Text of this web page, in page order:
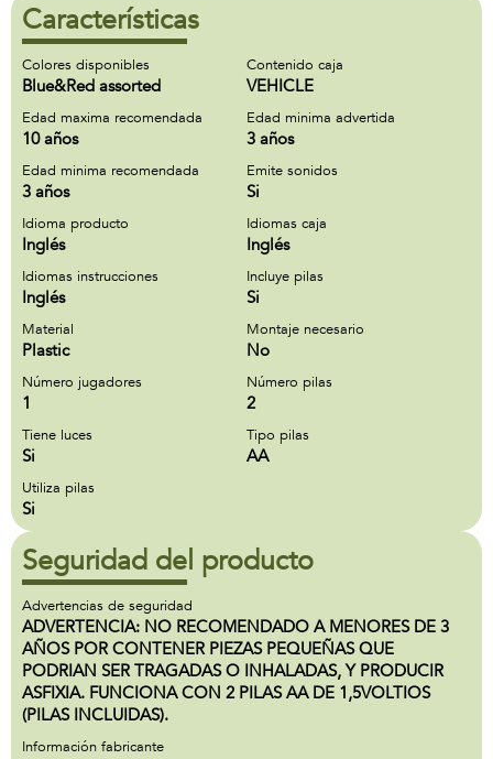
Características
Colores disponibles
Blue&Red assorted
Contenido caja
VEHICLE
Edad maxima recomendada
10 años
Edad minima advertida
3 años
Edad minima recomendada
3 años
Emite sonidos
Si
Idioma producto
Inglés
Idiomas caja
Inglés
Idiomas instrucciones
Inglés
Incluye pilas
Si
Material
Plastic
Montaje necesario
No
Número jugadores
1
Número pilas
2
Tiene luces
Si
Tipo pilas
AA
Utiliza pilas
Si
Seguridad del producto
Advertencias de seguridad
ADVERTENCIA: NO RECOMENDADO A MENORES DE 3
AÑOS POR CONTENER PIEZAS PEQUEÑAS QUE
PODRIAN SER TRAGADAS O INHALADAS, Y PRODUCIR
ASFIXIA. FUNCIONA CON 2 PILAS AA DE 1,5VOLTIOS
(PILAS INCLUIDAS).
Información fabricante